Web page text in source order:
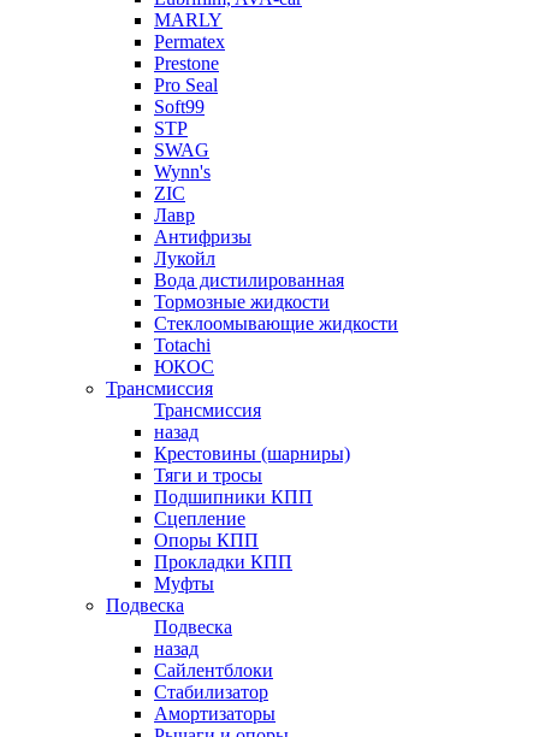
MARLY
Permatex
Prestone
Pro Seal
Soft99
STP
SWAG
Wynn's
ZIC
Лавр
Антифризы
Лукойл
Вода дистилированная
Тормозные жидкости
Стеклоомывающие жидкости
Totachi
ЮКОС
Трансмиссия
Трансмиссия
назад
Крестовины (шарниры)
Тяги и тросы
Подшипники КПП
Сцепление
Опоры КПП
Прокладки КПП
Муфты
Подвеска
Подвеска
назад
Сайлентблоки
Стабилизатор
Амортизаторы